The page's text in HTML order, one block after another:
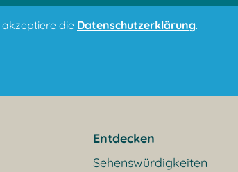
akzeptiere die Datenschutzerklärung.
Entdecken
Sehenswürdigkeiten